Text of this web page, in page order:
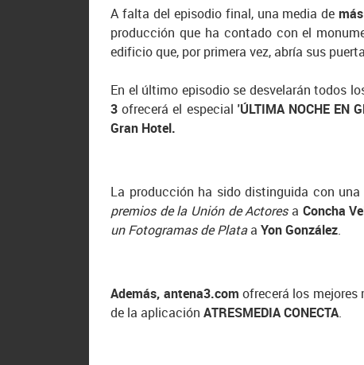
A falta del episodio final, una media de
producción que ha contado con el
edificio que, por primera vez, abría sus
En el último episodio se desvelarán todos
3 ofrecerá el especial 'ÚLTIMA NOCHE EN
Gran Hotel.
La producción ha sido distinguida con
premios de la Unión de Actoresa Concha
un Fotogramas de PlataaYon González.
Además, antena3.com ofrecerá los
de la aplicaciónATRESMEDIA CONECTA.